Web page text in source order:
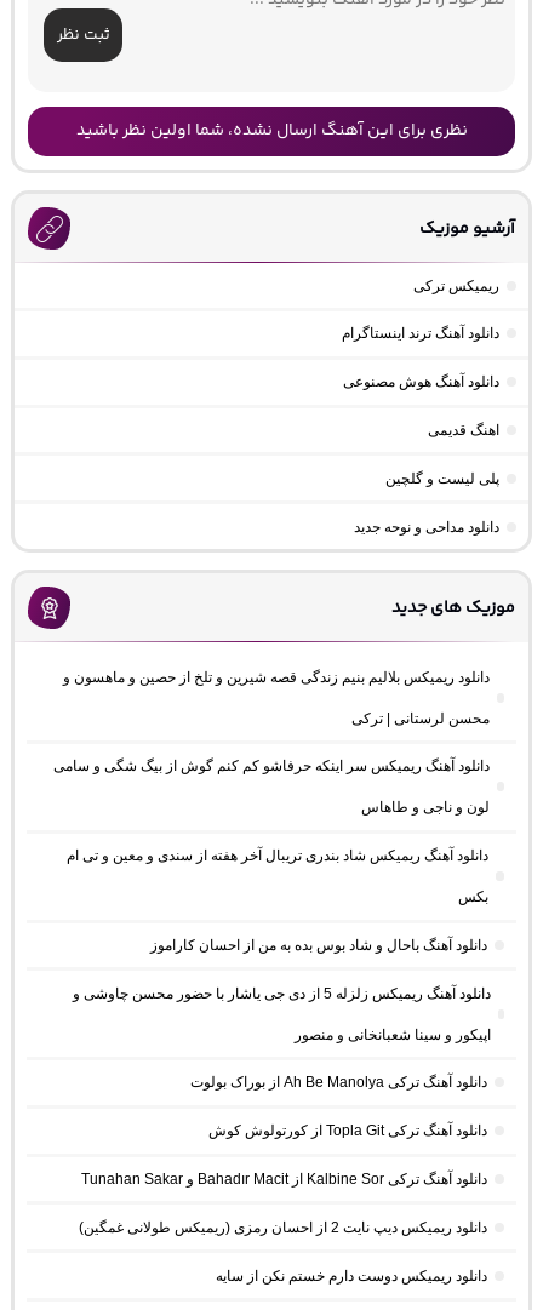
ثبت نظر
نظری برای این آهنگ ارسال نشده، شما اولین نظر باشید
آرشیو موزیک
ریمیکس ترکی
دانلود آهنگ ترند اینستاگرام
دانلود آهنگ هوش مصنوعی
اهنگ قدیمی
پلی لیست و گلچین
دانلود مداحی و نوحه جدید
موزیک های جدید
دانلود ریمیکس بلالیم بنیم زندگی قصه شیرین و تلخ از حصین و ماهسون و
محسن لرستانی | ترکی
دانلود آهنگ ریمیکس سر اینکه حرفاشو کم کنم گوش از بیگ شگی و سامی
لون و ناجی و طاهاس
دانلود آهنگ ریمیکس شاد بندری تریبال آخر هفته از سندی و معین و تی ام
بکس
دانلود آهنگ باحال و شاد بوس بده به من از احسان کاراموز
دانلود آهنگ ریمیکس زلزله 5 از دی جی یاشار با حضور محسن چاوشی و
اپیکور و سینا شعبانخانی و منصور
دانلود آهنگ ترکی Ah Be Manolya از بوراک بولوت
دانلود آهنگ ترکی Topla Git از کورتولوش کوش
دانلود آهنگ ترکی Kalbine Sor از Bahadır Macit و Tunahan Sakar
دانلود ریمیکس دیپ نایت 2 از احسان رمزی (ریمیکس طولانی غمگین)
دانلود ریمیکس دوست دارم خستم نکن از سایه